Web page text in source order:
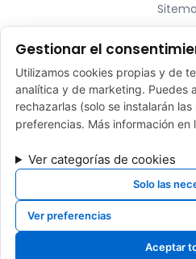
(+34) 93
Lun - Vie: 9h a
Desarrollado
Gestionar el
Utilizamos cookies propias y de
analítica y de marketing. Puedes
rechazarlas (solo se instalarán
preferencias. Más información en
Ver categorías de cookies
Solo las
Ver preferencias
Aceptar